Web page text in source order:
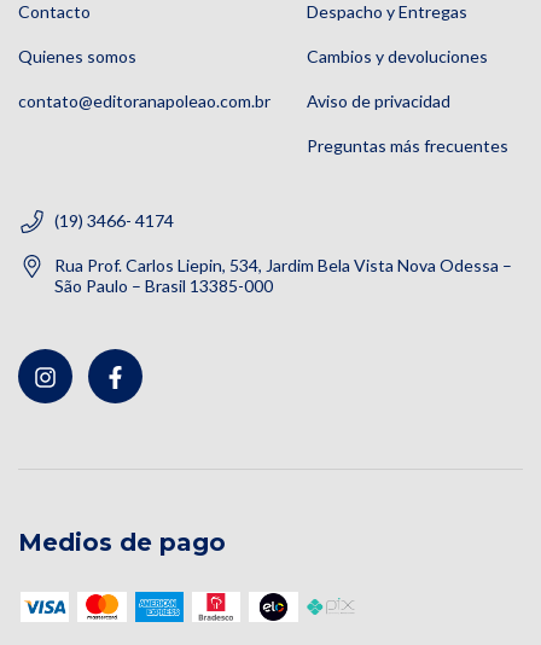
Contacto
Quienes somos
contato@editoranapoleao.com.br
Despacho y Entregas
Cambios y devoluciones
Aviso de privacidad
Preguntas más frecuentes
(19) 3466- 4174
Rua Prof. Carlos Liepin, 534, Jardim Bela Vista Nova Odessa –
São Paulo – Brasil 13385-000
Medios de pago